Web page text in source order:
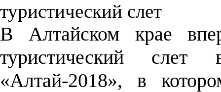
туристический слет
В Алтайском крае
туристический слет
«Алтай-2018», в